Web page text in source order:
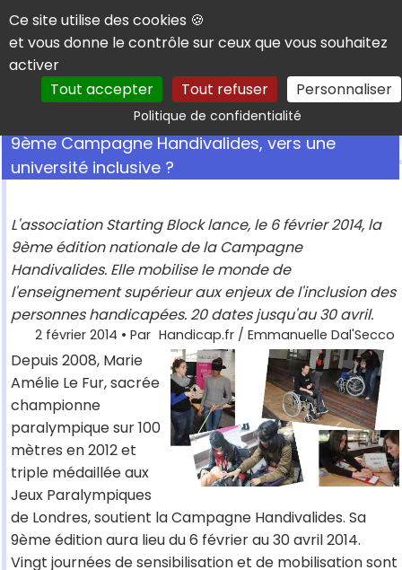
Panneau de gestion des cookies
Ce site utilise des cookies 🍪
et vous donne le contrôle sur ceux que vous souhaitez
activer
Tout accepter
Tout refuser Personnaliser
Politique de confidentialitéRechercher
9ème Campagne Handivalides, vers une
université inclusive ?
L'association Starting Block lance, le 6 février 2014, la
9ème édition nationale de la Campagne
Handivalides. Elle mobilise le monde de
l'enseignement supérieur aux enjeux de l'inclusion des
personnes handicapées. 20 dates jusqu'au 30 avril.
2 février 2014 • Par Handicap.fr / Emmanuelle Dal'Secco
Depuis 2008, Marie
Amélie Le Fur, sacrée
championne
paralympique sur 100
mètres en 2012 et
triple médaillée aux
Jeux Paralympiques
de Londres, soutient la Campagne Handivalides. Sa
9ème édition aura lieu du 6 février au 30 avril 2014.
Vingt journées de sensibilisation et de mobilisation sont